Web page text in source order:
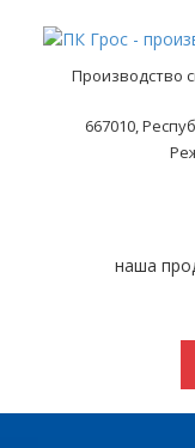
Производство
667010,
наша